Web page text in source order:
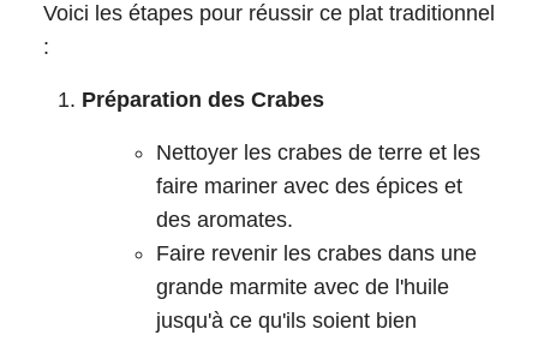
Voici les étapes pour réussir ce plat traditionnel
:
Préparation des Crabes
Nettoyer les crabes de terre et les
faire mariner avec des épices et
des aromates.
Faire revenir les crabes dans une
grande marmite avec de l'huile
jusqu'à ce qu'ils soient bien